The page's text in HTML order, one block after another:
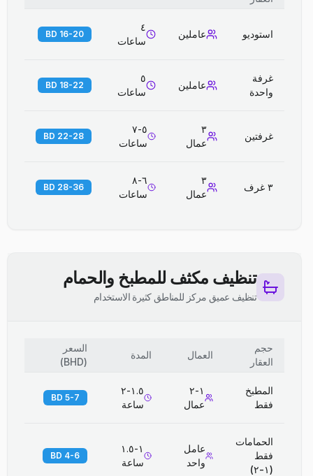
استوديو عاملين
٤
ساعات
16-20 BD
غرفة
واحدة
عاملين
٥
ساعات
18-22 BD
غرفتين
٣
عمال
٥-٧
ساعات
22-28 BD
٣ غرف
٣
عمال
٦-٨
ساعات
28-36 BD
تنظيف مكثف للمطبخ والحمام
تنظيف عميق مركز للمناطق كثيرة الاستخدام
حجم
العقار
العمال المدة
السعر
(
BHD
)
المطبخ
فقط
١-٢
عمال
١.٥-٢
ساعة
5-7 BD
الحمامات
فقط
(١-٢)
عامل
واحد
١-١.٥
ساعة
4-6 BD